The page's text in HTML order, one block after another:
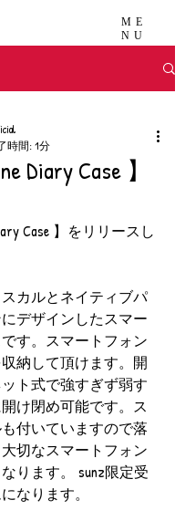
ME
NU
Diary Case 】
時間: 1分
Case 】をリリースし
カルとネイティブパ
デザインしたスマー
す。スマートフォン
納して頂けます。開
ト式で強すぎず弱す
け閉め可能です。ス
付いていますので落
切なスマートフォン
ります。 sunz限定受
なります。